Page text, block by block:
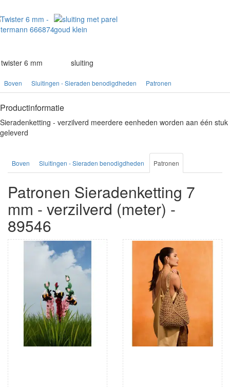
twister 6 mm sluiting
Boven Sluitingen - Sieraden benodigdheden Patronen
Productinformatie
Sieradenketting - verzilverd meerdere eenheden worden aan één stuk
geleverd
Boven Sluitingen - Sieraden benodigdheden Patronen
Patronen Sieradenketting 7
mm - verzilverd (meter) -
89546